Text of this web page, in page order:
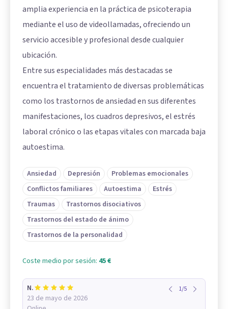
amplia experiencia en la práctica de psicoterapia
mediante el uso de videollamadas, ofreciendo un
servicio accesible y profesional desde cualquier
ubicación.
Entre sus especialidades más destacadas se
encuentra el tratamiento de diversas problemáticas
como los trastornos de ansiedad en sus diferentes
manifestaciones, los cuadros depresivos, el estrés
laboral crónico o las etapas vitales con marcada baja
autoestima.
Ansiedad Depresión
Problemas emocionales
Conflictos familiares
Autoestima
Estrés
Traumas
Trastornos disociativos
Trastornos del estado de ánimo
Trastornos de la personalidad
Coste medio por sesión: 45 €
N.
23 de mayo de 2026
1/5